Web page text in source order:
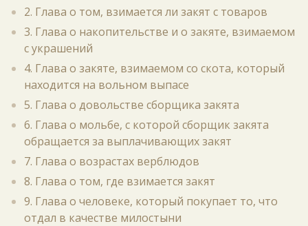
2. Глава о том, взимается ли закят с товаров
3. Глава о накопительстве и о закяте, взимаемом
с украшений
4. Глава о закяте, взимаемом со скота, который
находится на вольном выпасе
5. Глава о довольстве сборщика закята
6. Глава о мольбе, с которой сборщик закята
обращается за выплачивающих закят
7. Глава о возрастах верблюдов
8. Глава о том, где взимается закят
9. Глава о человеке, который покупает то, что
отдал в качестве милостыни